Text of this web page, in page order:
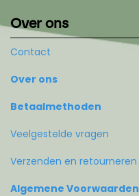
Over ons
Contact
Over ons
Betaalmethoden
Veelgestelde vragen
Verzenden en retourneren
Algemene Voorwaarden